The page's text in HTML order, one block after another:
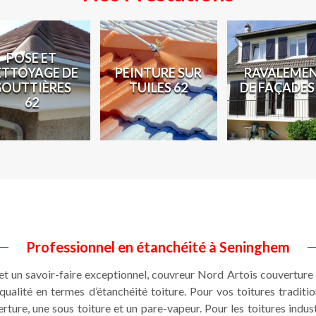
POSE ET
DE
62
PEINTURE SUR
TUILES 62
DE
Professionnel en étanchéité à Seninghem
un savoir-faire exceptionnel, couvreur Nord Artois couverture
en termes d’étanchéité toiture. Pour vos toitures
une sous toiture et un pare-vapeur. Pour les toitures